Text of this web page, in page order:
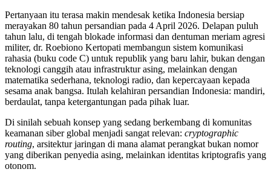
Pertanyaan itu terasa makin mendesak ketika Indonesia bersiap
merayakan 80 tahun persandian pada 4 April 2026. Delapan puluh
tahun lalu, di tengah blokade informasi dan dentuman meriam agresi
militer, dr. Roebiono Kertopati membangun sistem komunikasi
rahasia (buku code C) untuk republik yang baru lahir, bukan dengan
teknologi canggih atau infrastruktur asing, melainkan dengan
matematika sederhana, teknologi radio, dan kepercayaan kepada
sesama anak bangsa. Itulah kelahiran persandian Indonesia: mandiri,
berdaulat, tanpa ketergantungan pada pihak luar.
Di sinilah sebuah konsep yang sedang berkembang di komunitas
keamanan siber global menjadi sangat relevan: cryptographic
routing, arsitektur jaringan di mana alamat perangkat bukan nomor
yang diberikan penyedia asing, melainkan identitas kriptografis yang
otonom.